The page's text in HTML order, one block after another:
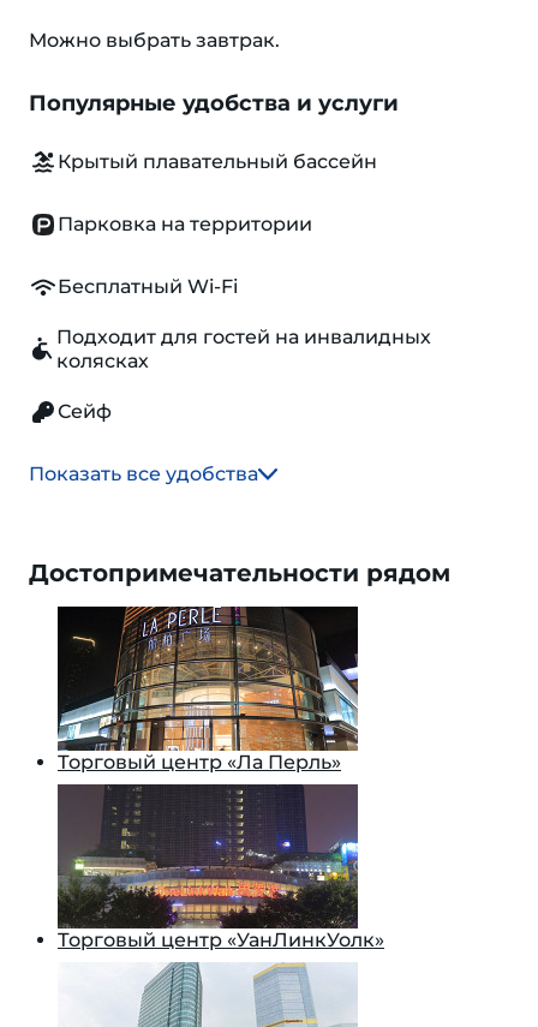
Можно выбрать завтрак.
Популярные удобства и услуги
Крытый плавательный бассейн
Парковка на территории
Бесплатный Wi-Fi
Подходит для гостей на инвалидных
колясках
Сейф
Показать все удобства
Достопримечательности рядом
Торговый центр «Ла Перль»
Торговый центр «УанЛинкУолк»